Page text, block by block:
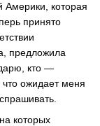
Америки, которая
принято
предложила
кто —
ожидает меня
которых